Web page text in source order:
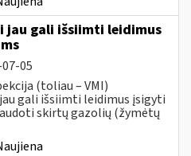
jau gali išsiimti leidimus
05
(toliau – VMI)
gali išsiimti leidimus įsigyti
skirtų gazolių (žymėtų